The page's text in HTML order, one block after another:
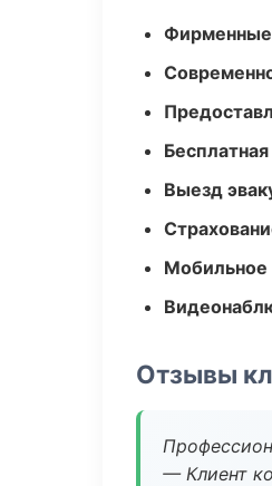
Выезд
Мобильное
Отзывы
— Клиент